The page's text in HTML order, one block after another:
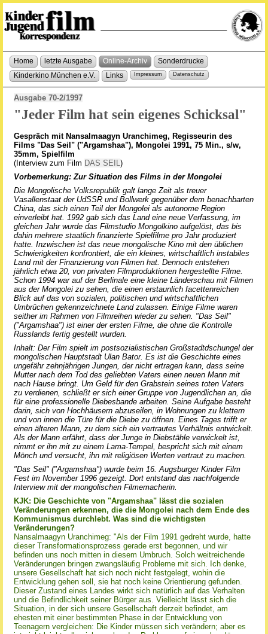
Home letzte Ausgabe Online-Archiv
Sonderdrucke
Kinderkino München e.V.
Links Impressum Datenschutz
Ausgabe 70-2/1997
"Jeder Film hat sein eigenes Schicksal"
Gespräch mit Nansalmaagyn Uranchimeg, Regisseurin des
Films "Das Seil" ("Argamshaa"), Mongolei 1991, 75 Min., s/w,
35mm, Spielfilm
(Interview zum Film DAS SEIL )
Vorbemerkung: Zur Situation des Films in der Mongolei
Die Mongolische Volksrepublik galt lange Zeit als treuer
Vasallenstaat der UdSSR und Bollwerk gegenüber dem benachbarten
China, das sich einen Teil der Mongolei als autonome Region
einverleibt hat. 1992 gab sich das Land eine neue Verfassung, im
gleichen Jahr wurde das Filmstudio Mongolkino aufgelöst, das bis
dahin mehrere staatlich finanzierte Spielfilme pro Jahr produziert
hatte. Inzwischen ist das neue mongolische Kino mit den üblichen
Schwierigkeiten konfrontiert, die ein kleines, wirtschaftlich instabiles
Land mit der Finanzierung von Filmen hat. Dennoch entstehen
jährlich etwa 20, von privaten Filmproduktionen hergestellte Filme.
Schon 1994 war auf der Berlinale eine kleine Länderschau mit Filmen
aus der Mongolei zu sehen, die einen erstaunlich facettenreichen
Blick auf das von sozialen, politischen und wirtschaftlichen
Umbrüchen gekennzeichnete Land zulassen. Einige Filme waren
seither im Rahmen von Filmreihen wieder zu sehen. "Das Seil"
("Argamshaa") ist einer der ersten Filme, die ohne die Kontrolle
Russlands fertig gestellt wurden.
Inhalt: Der Film spielt im postsozialistischen Großstadtdschungel der
mongolischen Hauptstadt Ulan Bator. Es ist die Geschichte eines
ungefähr zehnjährigen Jungen, der nicht ertragen kann, dass seine
Mutter nach dem Tod des geliebten Vaters einen neuen Mann mit
nach Hause bringt. Um Geld für den Grabstein seines toten Vaters
zu verdienen, schließt er sich einer Gruppe von Jugendlichen an, die
für eine professionelle Diebesbande arbeiten. Seine Aufgabe besteht
darin, sich von Hochhäusern abzuseilen, in Wohnungen zu klettern
und von innen die Türe für die Diebe zu öffnen. Eines Tages trifft er
einen älteren Mann, zu dem sich ein vertrautes Verhältnis entwickelt.
Als der Mann erfährt, dass der Junge in Diebstähle verwickelt ist,
nimmt er ihn mit zu einem Lama-Tempel, bespricht sich mit einem
Mönch und versucht, ihn mit religiösen Werten vertraut zu machen.
"Das Seil" ("Argamshaa") wurde beim 16. Augsburger Kinder Film
Fest im November 1996 gezeigt. Dort entstand das nachfolgende
Interview mit der mongolischen Filmemacherin.
KJK: Die Geschichte von "Argamshaa" lässt die sozialen
Veränderungen erkennen, die die Mongolei nach dem Ende des
Kommunismus durchlebt. Was sind die wichtigsten
Veränderungen?
Nansalmaagyn Uranchimeg: "Als der Film 1991 gedreht wurde, hatte
dieser Transformationsprozess gerade erst begonnen, und wir
befinden uns noch mitten in diesem Umbruch. Solch weitreichende
Veränderungen bringen zwangsläufig Probleme mit sich. Ich denke,
unsere Gesellschaft hat sich noch nicht festgelegt, wohin die
Entwicklung gehen soll, sie hat noch keine Orientierung gefunden.
Dieser Zustand eines Landes wirkt sich natürlich auf das Verhalten
und die Befindlichkeit seiner Bürger aus. Vielleicht lässt sich die
Situation, in der sich unsere Gesellschaft derzeit befindet, am
ehesten mit einer bestimmten Phase in der Entwicklung von
Teenagern vergleichen: Die Kinder müssen sich verändern; aber es